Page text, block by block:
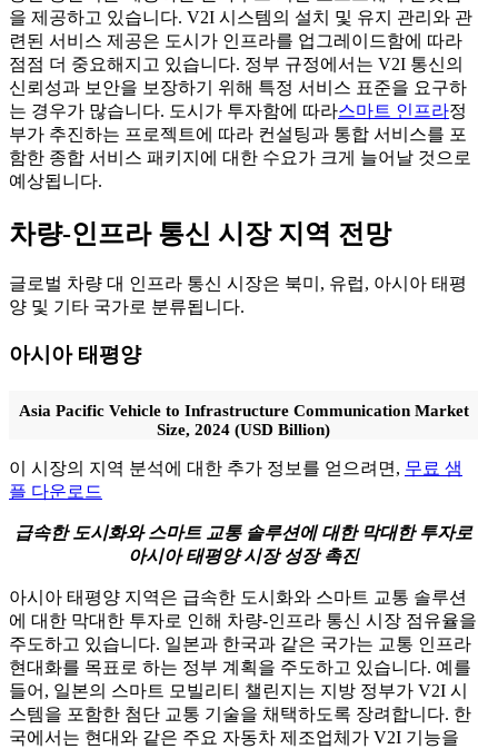
을 제공하고 있습니다. V2I 시스템의 설치 및 유지 관리와 관
련된 서비스 제공은 도시가 인프라를 업그레이드함에 따라
점점 더 중요해지고 있습니다. 정부 규정에서는 V2I 통신의
신뢰성과 보안을 보장하기 위해 특정 서비스 표준을 요구하
는 경우가 많습니다. 도시가 투자함에 따라스마트 인프라정
부가 추진하는 프로젝트에 따라 컨설팅과 통합 서비스를 포
함한 종합 서비스 패키지에 대한 수요가 크게 늘어날 것으로
예상됩니다.
차량-인프라 통신 시장 지역 전망
글로벌 차량 대 인프라 통신 시장은 북미, 유럽, 아시아 태평
양 및 기타 국가로 분류됩니다.
아시아 태평양
Asia Pacific Vehicle to Infrastructure Communication Market
Size, 2024 (USD Billion)
이 시장의 지역 분석에 대한 추가 정보를 얻으려면, 무료 샘
플 다운로드
급속한 도시화와 스마트 교통 솔루션에 대한 막대한 투자로
아시아 태평양 시장 성장 촉진
아시아 태평양 지역은 급속한 도시화와 스마트 교통 솔루션
에 대한 막대한 투자로 인해 차량-인프라 통신 시장 점유율을
주도하고 있습니다. 일본과 한국과 같은 국가는 교통 인프라
현대화를 목표로 하는 정부 계획을 주도하고 있습니다. 예를
들어, 일본의 스마트 모빌리티 챌린지는 지방 정부가 V2I 시
스템을 포함한 첨단 교통 기술을 채택하도록 장려합니다. 한
국에서는 현대와 같은 주요 자동차 제조업체가 V2I 기능을